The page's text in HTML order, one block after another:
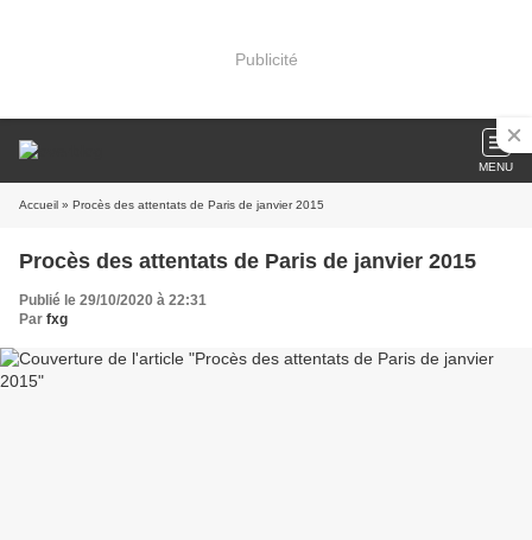
Publicité
MENU
Accueil » Procès des attentats de Paris de janvier 2015
Procès des attentats de Paris de janvier 2015
Publié le 29/10/2020 à 22:31
Par fxg